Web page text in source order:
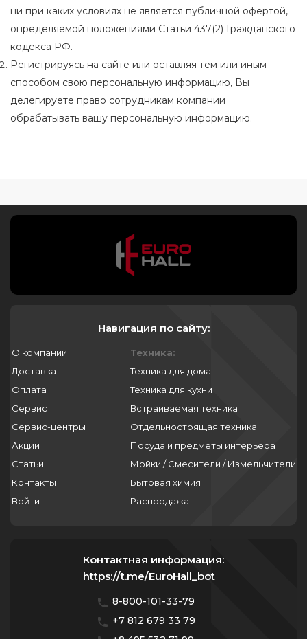
ни при каких условиях не является публичной офертой,
определяемой положениями Статьи 437(2) Гражданского
кодекса РФ.
Регистрируясь на сайте или оставляя тем или иным
способом свою персональную информацию, Вы
делегируете право сотрудникам компании
обрабатывать вашу персональную информацию.
Навигация по сайту:
О компании
Доставка
Оплата
Сервис
Сервис-центры
Акции
Статьи
Контакты
Войти
Техника:
Техника для дома
Техника для кухни
Встраиваемая техника
Отдельностоящая техника
Посуда и предметы интерьера
Мойки / Смесители / Измельчители
Бытовая химия
Распродажа
Контактная информация:
https://t.me/EuroHall_bot
8-800-101-33-79
+7 812 679 33 79